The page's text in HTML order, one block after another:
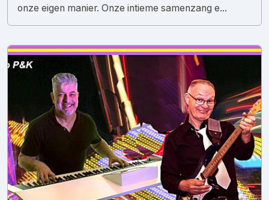
onze eigen manier. Onze intieme samenzang e...